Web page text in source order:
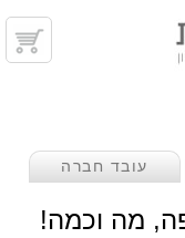
עובד חברה
מה וכמה!